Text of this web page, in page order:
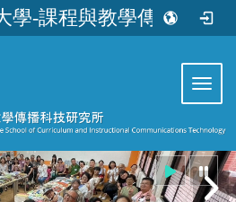
國立臺北教育大學-課程與教學傳播科技研究所